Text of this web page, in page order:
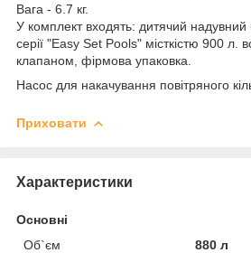
Вага - 6.7 кг.
У комплект входять: дитячий
серії "Easy Set Pools" місткістю 900 л.
клапаном, фірмова упаковка.
Насос для накачування повітряного
Приховати
Характеристики
Основні
Об`єм
880 л